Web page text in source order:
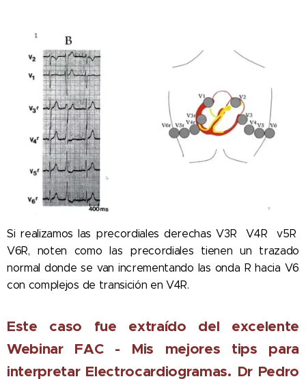
Si realizamos las precordiales derechas V3R V4R v5R
V6R, noten como las precordiales tienen un trazado
normal donde se van incrementando las onda R hacia V6
con complejos de transición en V4R.
Este caso fue extraído del excelente
Webinar FAC - Mis mejores tips para
interpretar Electrocardiogramas. Dr Pedro